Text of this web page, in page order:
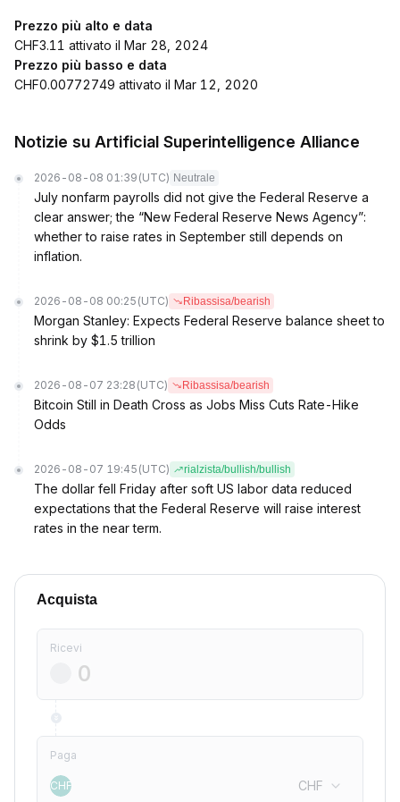
Prezzo più alto e data
CHF3.11 attivato il Mar 28, 2024
Prezzo più basso e data
CHF0.00772749 attivato il Mar 12, 2020
Notizie su Artificial Superintelligence Alliance
2026-08-08 01:39 (UTC) Neutrale
July nonfarm payrolls did not give the Federal Reserve a
clear answer; the “New Federal Reserve News Agency”:
whether to raise rates in September still depends on
inflation.
2026-08-08 00:25 (UTC) Ribassisa/bearish
Morgan Stanley: Expects Federal Reserve balance sheet to
shrink by $1.5 trillion
2026-08-07 23:28 (UTC) Ribassisa/bearish
Bitcoin Still in Death Cross as Jobs Miss Cuts Rate-Hike
Odds
2026-08-07 19:45 (UTC) rialzista/bullish/bullish
The dollar fell Friday after soft US labor data reduced
expectations that the Federal Reserve will raise interest
rates in the near term.
Acquista
Ricevi
Paga
CHF CHF